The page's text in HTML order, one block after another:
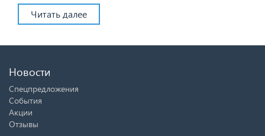
Читать далее
Новости
Спецпредложения
События
Акции
Отзывы